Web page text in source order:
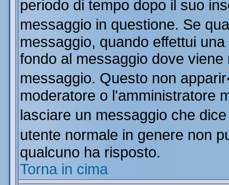
periodo di tempo dopo il suo
messaggio in questione. Se
messaggio, quando effettui
fondo al messaggio dove
messaggio. Questo non
moderatore o l'amministratore
lasciare un messaggio che
utente normale in genere non
qualcuno ha risposto.
Torna in cima